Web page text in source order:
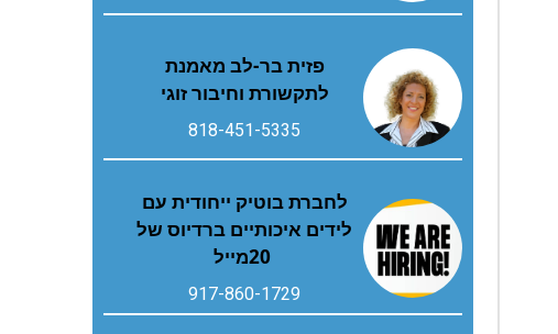
פזית בר-לב מאמנת
לתקשורת וחיבור זוגי
818-451-5335
‬20‭ ‬מייל
917-860-1729